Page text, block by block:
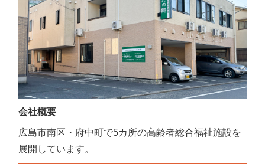
会社概要
広島市南区・府中町で5カ所の高齢者総合福祉施設を
展開しています。